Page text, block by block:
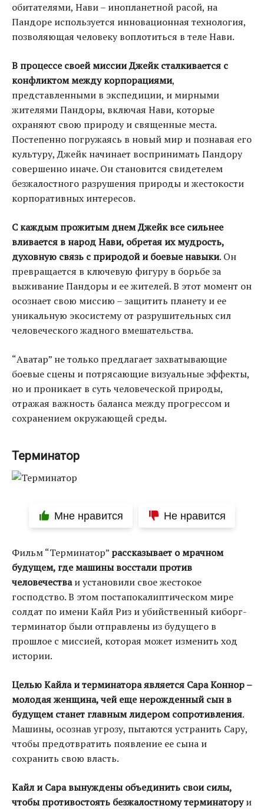
обитателями, Нави – инопланетной расой, на
Пандоре используется инновационная технология,
позволяющая человеку воплотиться в теле Нави.
В процессе своей миссии Джейк сталкивается с
конфликтом между корпорациями,
представленными в экспедиции, и мирными
жителями Пандоры, включая Нави, которые
охраняют свою природу и священные места.
Постепенно погружаясь в новый мир и познавая его
культуру, Джейк начинает воспринимать Пандору
совершенно иначе. Он становится свидетелем
безжалостного разрушения природы и жестокости
корпоративных интересов.
С каждым прожитым днем Джейк все сильнее
вливается в народ Нави, обретая их мудрость,
духовную связь с природой и боевые навыки. Он
превращается в ключевую фигуру в борьбе за
выживание Пандоры и ее жителей. В этот момент он
осознает свою миссию – защитить планету и ее
уникальную экосистему от разрушительных сил
человеческого жадного вмешательства.
“Аватар” не только предлагает захватывающие
боевые сцены и потрясающие визуальные эффекты,
но и проникает в суть человеческой природы,
отражая важность баланса между прогрессом и
сохранением окружающей среды.
Терминатор
Мне нравится Не нравится
Фильм “Терминатор” рассказывает о мрачном
будущем, где машины восстали против
человечестваи установили свое жестокое
господство. В этом постапокалиптическом мире
солдат по имени Кайл Риз и убийственный киборг-
терминатор были отправлены из будущего в
прошлое с миссией, которая может изменить ход
истории.
Целью Кайла и терминатора является Сара Коннор –
молодая женщина, чей еще нерожденный сын в
будущем станет главным лидером сопротивления.
Машины, осознав угрозу, пытаются устранить Сару,
чтобы предотвратить появление ее сына и
сохранить свою власть.
Кайл и Сара вынуждены объединить свои силы,
чтобы противостоять безжалостному терминаторуи